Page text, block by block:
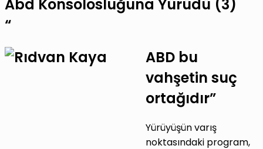
“
ABD bu
vahşetin suç
ortağıdır”
Yürüyüşün varış
noktasındaki program,